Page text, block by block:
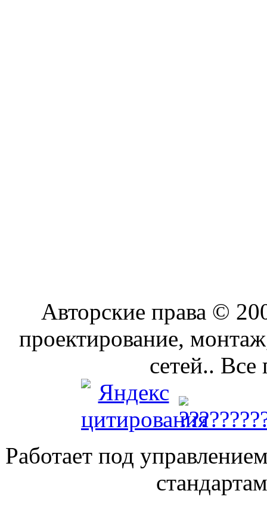
Авторские права ©
проектирование,
сетей..
Работает под